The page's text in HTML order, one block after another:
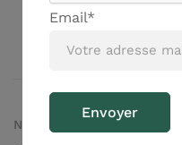
Huiles essentielles Bio
NEWSLETTER
Email*